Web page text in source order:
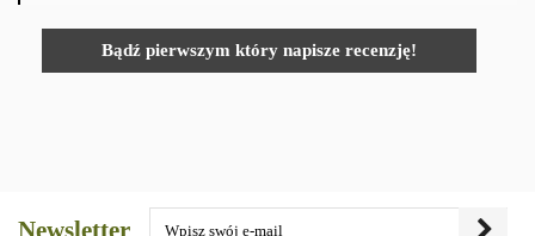
Bądź pierwszym który napisze recenzję!